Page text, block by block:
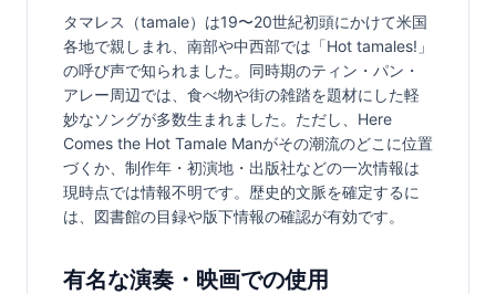
タマレス（tamale）は19〜20世紀初頭にかけて米国
各地で親しまれ、南部や中西部では「Hot tamales!」
の呼び声で知られました。同時期のティン・パン・
アレー周辺では、食べ物や街の雑踏を題材にした軽
妙なソングが多数生まれました。ただし、Here
Comes the Hot Tamale Manがその潮流のどこに位置
づくか、制作年・初演地・出版社などの一次情報は
現時点では情報不明です。歴史的文脈を確定するに
は、図書館の目録や版下情報の確認が有効です。
有名な演奏・映画での使用